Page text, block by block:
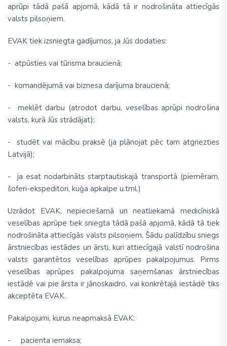
aprūpi tādā pašā apjomā, kādā tā ir nodrošināta attiecīgās
valsts pilsoņiem.
EVAK tiek izsniegta gadījumos, ja Jūs dodaties:
- atpūsties vai tūrisma braucienā;
- komandējumā vai biznesa darījuma braucienā;
- meklēt darbu (atrodot darbu, veselības aprūpi nodrošina
valsts, kurā Jūs strādājat);
- studēt vai mācību praksē (ja plānojat pēc tam atgriezties
Latvijā);
- ja esat nodarbināts starptautiskajā transportā (piemēram,
šoferi-ekspeditori, kuģa apkalpe u.tml.)
Uzrādot EVAK, nepieciešamā un neatliekamā medicīniskā
veselības aprūpe tiek sniegta tādā pašā apjomā, kādā tā tiek
nodrošināta attiecīgās valsts pilsoņiem. Šādu palīdzību sniegs
ārstniecības iestādes un ārsti, kuri attiecīgajā valstī nodrošina
valsts garantētos veselības aprūpes pakalpojumus. Pirms
veselības aprūpes pakalpojuma saņemšanas ārstniecības
iestādē vai pie ārsta ir jānoskaidro, vai konkrētajā iestādē tiks
akceptēta EVAK.
Pakalpojumi, kurus neapmaksā EVAK:
- pacienta iemaksa;